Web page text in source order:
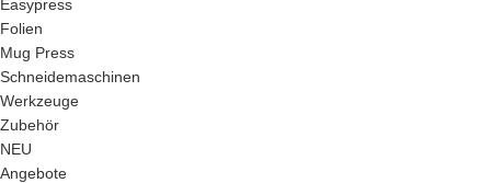
Easypress
Folien
Mug Press
Schneidemaschinen
Werkzeuge
Zubehör
NEU
Angebote